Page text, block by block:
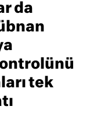
da
tek